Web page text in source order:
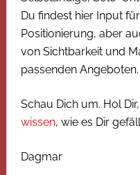
Du findest hier Input
Positionierung, aber
von Sichtbarkeit und
passenden Angeboten.
Schau Dich um. Hol
wissen, wie es Dir
Dagmar